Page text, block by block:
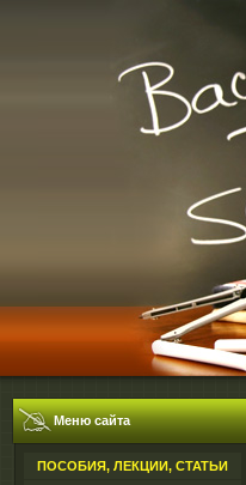
Меню сайта
ПОСОБИЯ, ЛЕКЦИИ, СТАТЬИ